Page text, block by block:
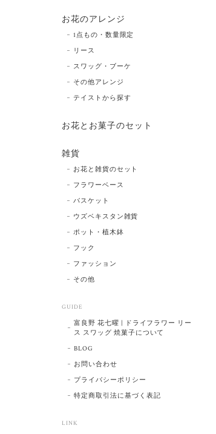
お花のアレンジ
1点もの・数量限定
リース
スワッグ・ブーケ
その他アレンジ
テイストから探す
お花とお菓子のセット
雑貨
お花と雑貨のセット
フラワーベース
バスケット
ウズベキスタン雑貨
ポット・植木鉢
フック
ファッション
その他
GUIDE
富良野 花七曜 | ドライフラワー リー
ス スワッグ 焼菓子について
BLOG
お問い合わせ
プライバシーポリシー
特定商取引法に基づく表記
LINK